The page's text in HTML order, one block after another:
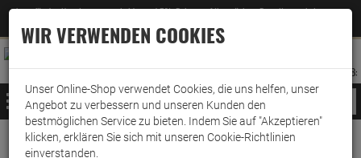
Jetzt für den Newsletter entscheiden und 5% Rabatt auf Ihre nächste Bestellung erhalten
–Zum Newsletter
ANMELDEN
AUFKLAPPEN
MERKZETTEL
WARENKORB:
MENÜ
Weiter einkaufen www.wark24.de Drogerie
Drogerieartikel
Feuchtes Toilettenpapier
WIR VERWENDEN COOKIES
Unser Online-Shop verwendet Cookies, die uns helfen, unser
Angebot zu verbessern und unseren Kunden den
bestmöglichen Service zu bieten. Indem Sie auf "Akzeptieren"
klicken, erklären Sie sich mit unseren Cookie-Richtlinien
einverstanden.